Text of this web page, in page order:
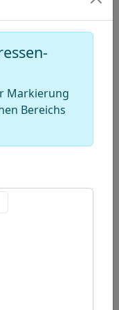
Markierung
Bereichs